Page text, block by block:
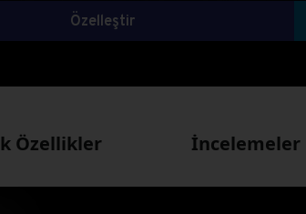
Özelleştir
Özellikler İncelemeler